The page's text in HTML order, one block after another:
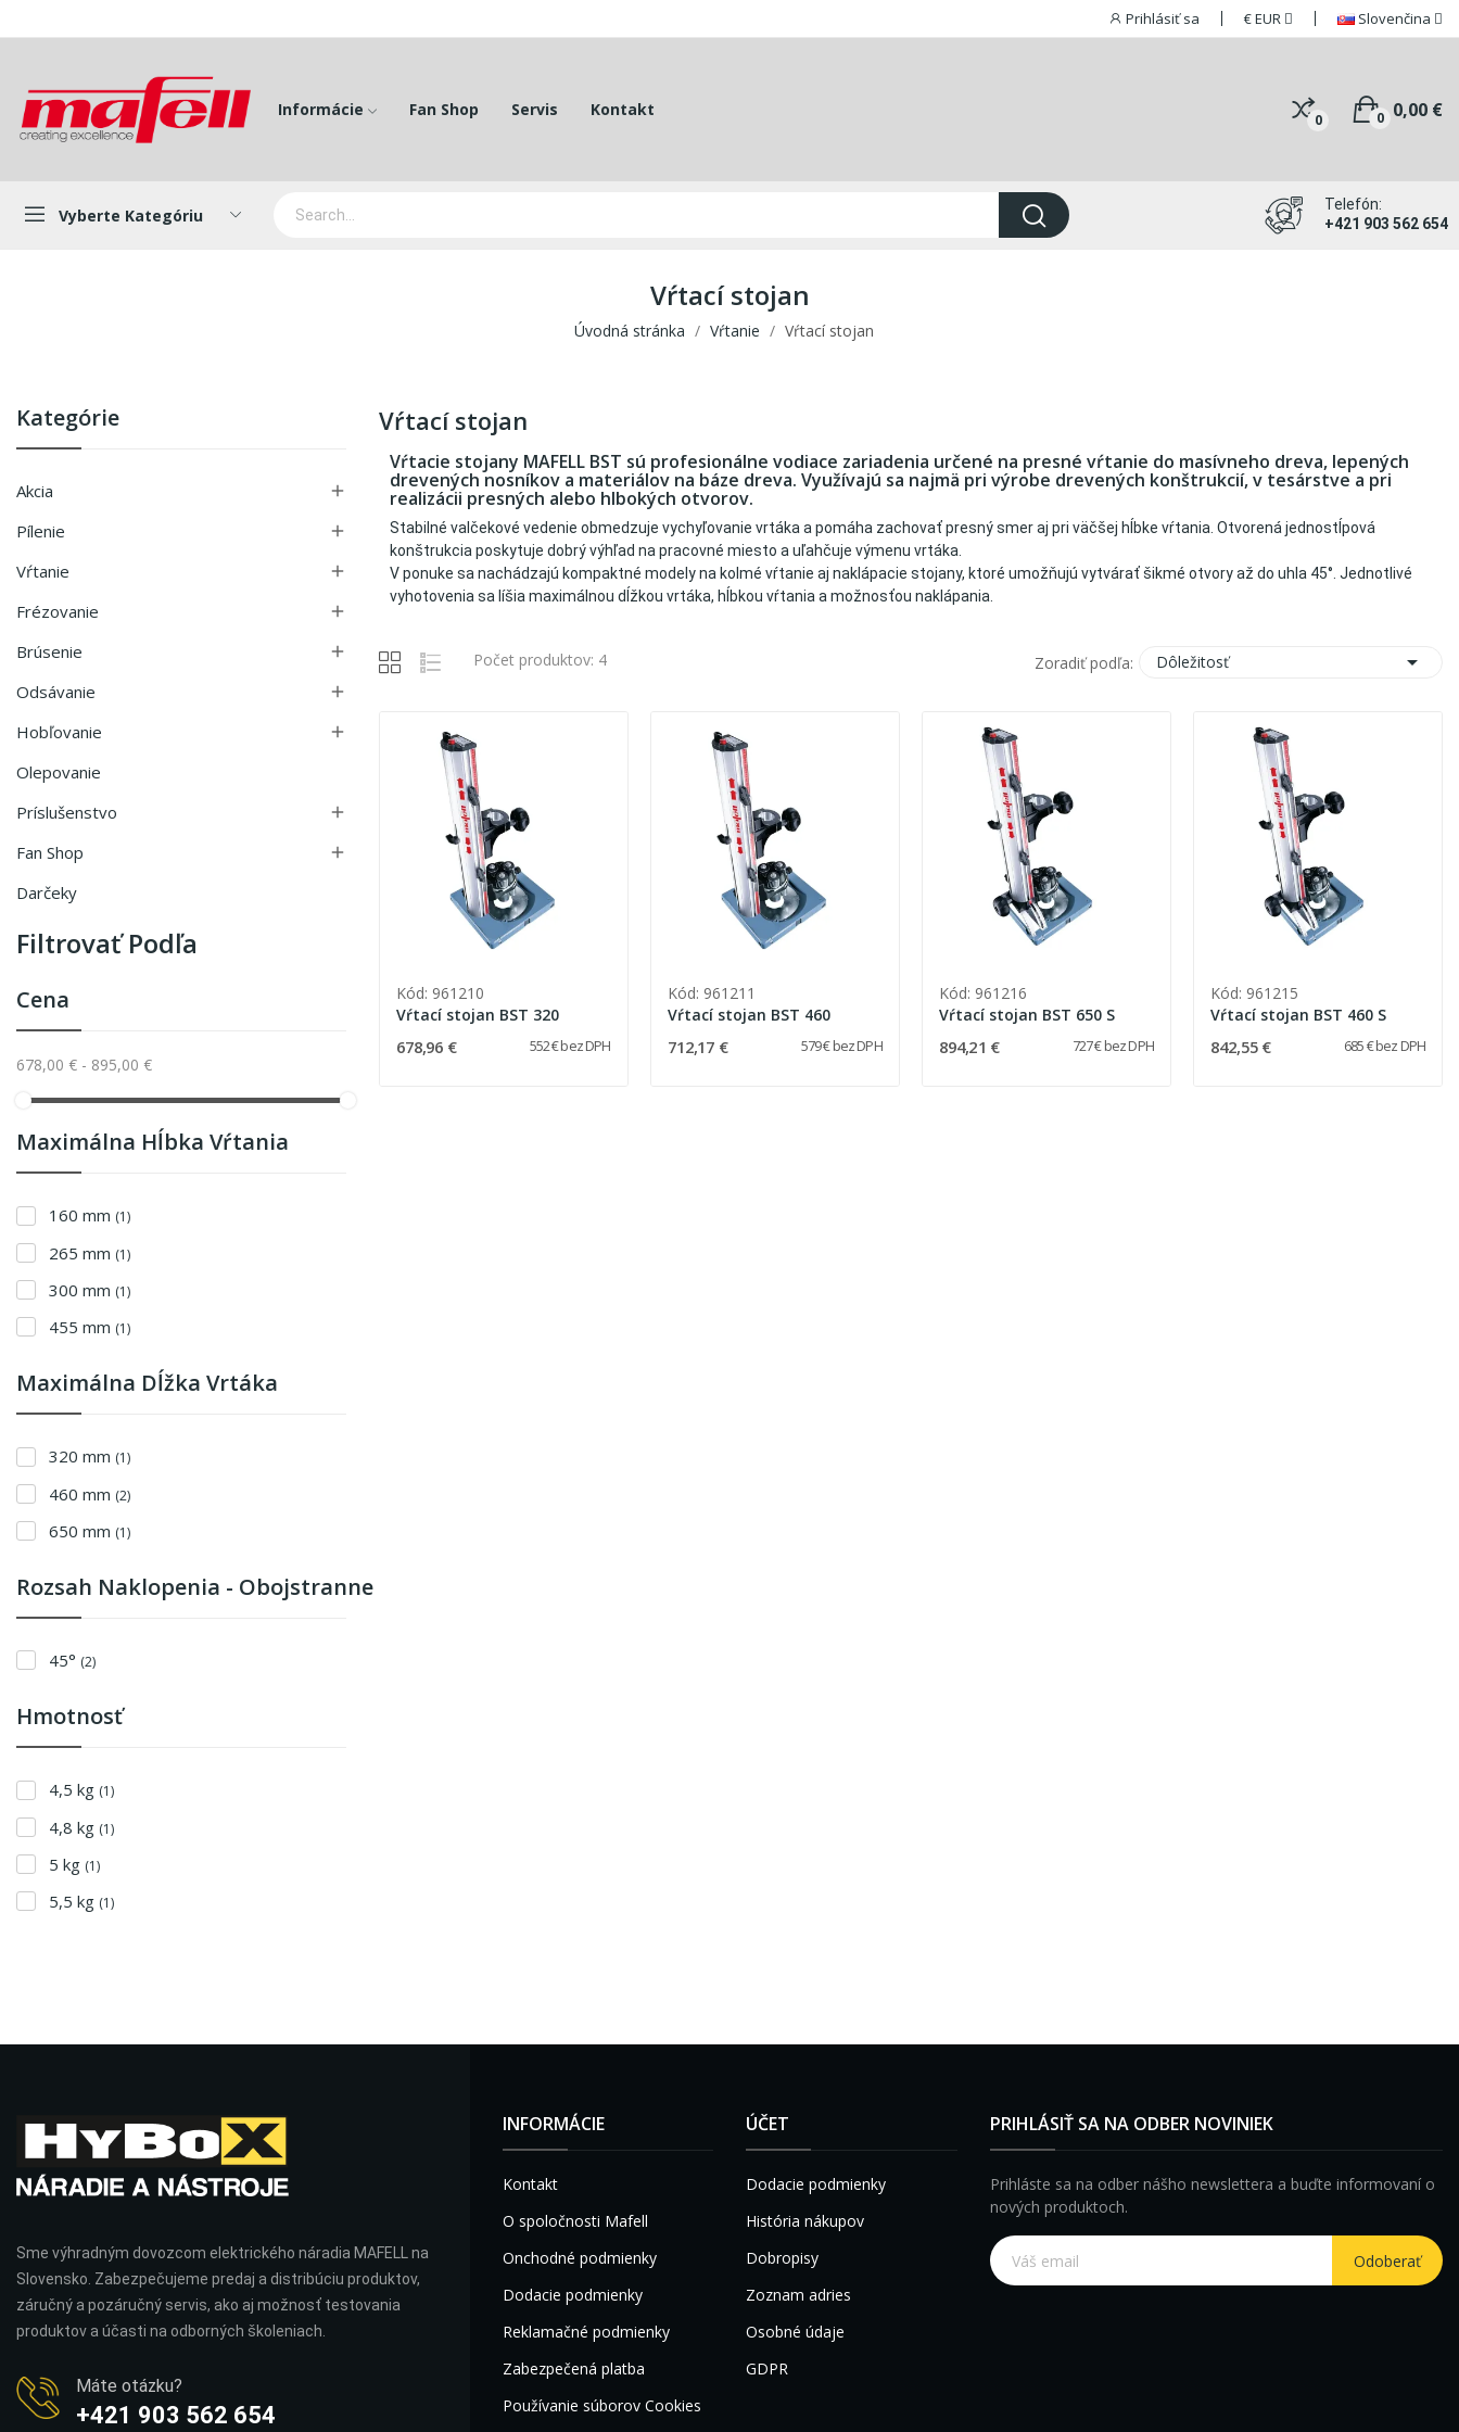
Prihlásiť sa €EUR Slovenčina
Informácie Fan Shop Servis Kontakt
0 0,00 €
0
Vyberte Kategóriu
Telefón:
+421 903 562 654
Vŕtací stojan
Úvodná stránka Vŕtanie Vŕtací stojan
Kategórie
Akcia 
Pílenie 
Vŕtanie 
Frézovanie 
Brúsenie 
Odsávanie 
Hobľovanie 
Olepovanie
Príslušenstvo

Fan Shop 
Darčeky
Filtrovať Podľa
Cena
678,00 € - 895,00 €
Maximálna Hĺbka Vŕtania
160 mm (1)
265 mm (1)
300 mm (1)
455 mm (1)
Maximálna Dĺžka Vrtáka
320 mm (1)
460 mm (2)
650 mm (1)
Rozsah Naklopenia - Obojstranne
45° (2)
Hmotnosť
4,5 kg (1)
4,8 kg (1)
5 kg (1)
5,5 kg (1)
Vŕtací stojan
Vŕtacie stojany MAFELL BST sú profesionálne vodiace zariadenia určené na presné vŕtanie do masívneho dreva, lepených
drevených nosníkov a materiálov na báze dreva. Využívajú sa najmä pri výrobe drevených konštrukcií, v tesárstve a pri
realizácii presných alebo hlbokých otvorov.
Stabilné valčekové vedenie obmedzuje vychyľovanie vrtáka a pomáha zachovať presný smer aj pri väčšej hĺbke vŕtania. Otvorená jednostĺpová
konštrukcia poskytuje dobrý výhľad na pracovné miesto a uľahčuje výmenu vrtáka.
V ponuke sa nachádzajú kompaktné modely na kolmé vŕtanie aj naklápacie stojany, ktoré umožňujú vytvárať šikmé otvory až do uhla 45°. Jednotlivé
vyhotovenia sa líšia maximálnou dĺžkou vrtáka, hĺbkou vŕtania a možnosťou naklápania.
Počet produktov: 4 Zoradiť podľa: Dôležitosť 
Kód: 961210
Vŕtací stojan BST 320
678,96 € 552 € bez DPH
Kód: 961211
Vŕtací stojan BST 460
712,17 € 579 € bez DPH
Kód: 961216
Vŕtací stojan BST 650 S
894,21 € 727 € bez DPH
Kód: 961215
Vŕtací stojan BST 460 S
842,55 € 685 € bez DPH
Sme výhradným dovozcom elektrického náradia MAFELL na
Slovensko. Zabezpečujeme predaj a distribúciu produktov,
záručný a pozáručný servis, ako aj možnosť testovania
produktov a účasti na odborných školeniach.
Máte otázku?
+421 903 562 654
INFORMÁCIE
Kontakt
O spoločnosti Mafell
Onchodné podmienky
Dodacie podmienky
Reklamačné podmienky
Zabezpečená platba
Používanie súborov Cookies
ÚČET
Dodacie podmienky
História nákupov
Dobropisy
Zoznam adries
Osobné údaje
GDPR
PRIHLÁSIŤ SA NA ODBER NOVINIEK
Prihláste sa na odber nášho newslettera a buďte informovaní o
nových produktoch.
Odoberať